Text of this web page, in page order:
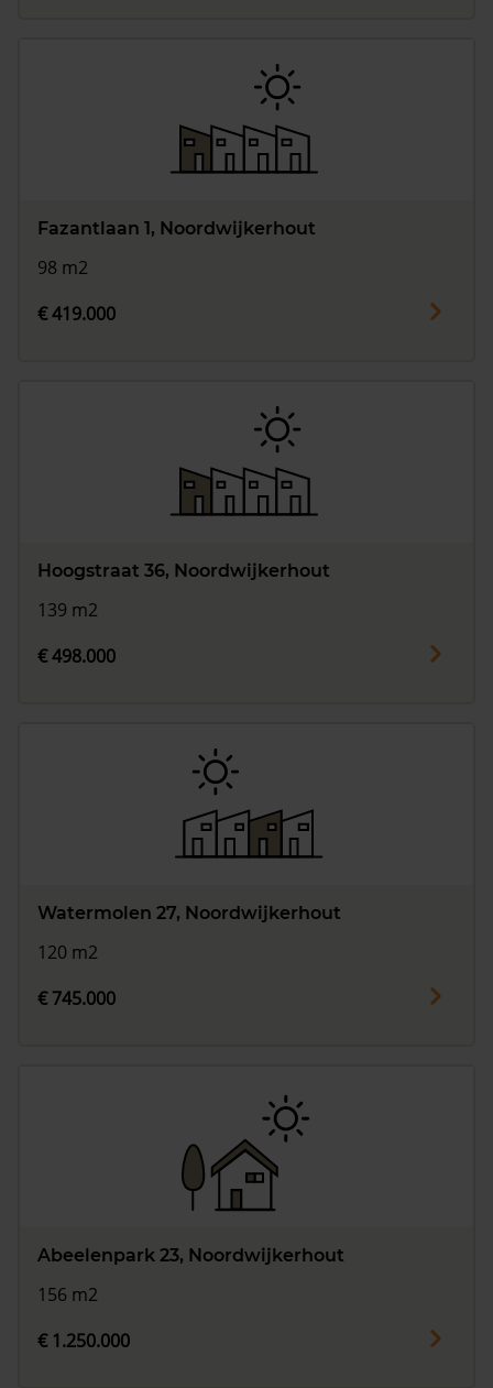
Fazantlaan 1, Noordwijkerhout
98 m2
€ 419.000
Hoogstraat 36, Noordwijkerhout
139 m2
€ 498.000
Watermolen 27, Noordwijkerhout
120 m2
€ 745.000
Abeelenpark 23, Noordwijkerhout
156 m2
€ 1.250.000